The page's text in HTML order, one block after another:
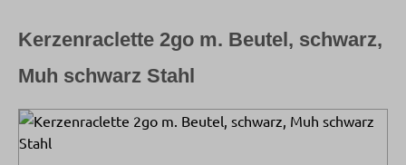
Bildergalerie überspringen
Kerzenraclette 2go m. Beutel, schwarz,
Muh schwarz Stahl